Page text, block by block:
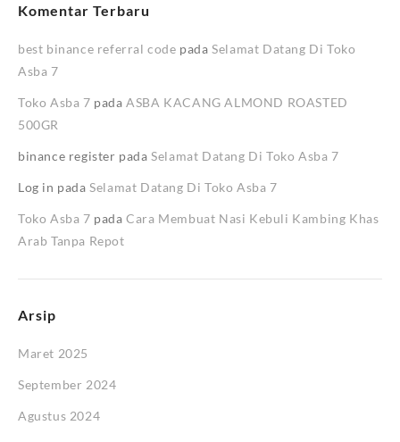
Komentar Terbaru
best binance referral code padaSelamat Datang Di Toko
Asba 7
Toko Asba 7 padaASBA KACANG ALMOND ROASTED
500GR
binance register padaSelamat Datang Di Toko Asba 7
Log in padaSelamat Datang Di Toko Asba 7
Toko Asba 7 padaCara Membuat Nasi Kebuli Kambing Khas
Arab Tanpa Repot
Arsip
Maret 2025
September 2024
Agustus 2024